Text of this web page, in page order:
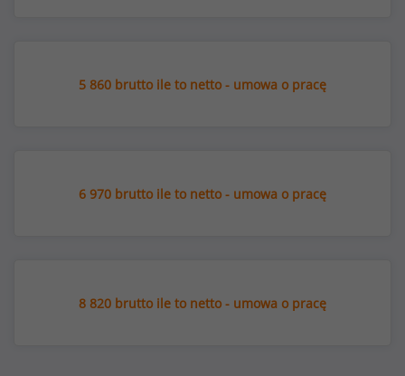
5 860 brutto ile to netto - umowa o pracę
6 970 brutto ile to netto - umowa o pracę
8 820 brutto ile to netto - umowa o pracę